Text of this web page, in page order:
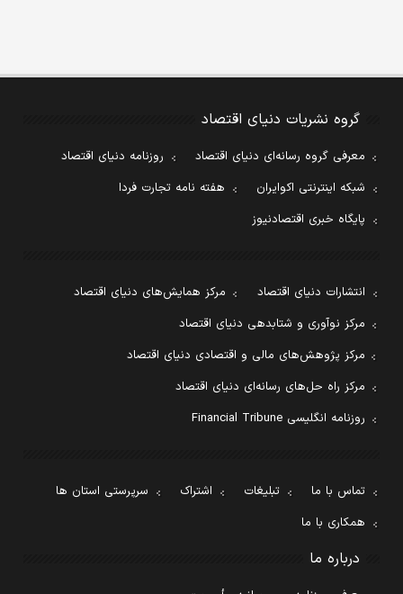
گروه نشریات دنیای اقتصاد
معرفی گروه رسانه‌ای دنیای اقتصاد
روزنامه دنیای اقتصاد
شبکه اینترنتی اکوایران
هفته نامه تجارت فردا
پایگاه خبری اقتصادنیوز
انتشارات دنیای اقتصاد
مرکز همایش‌های دنیای اقتصاد
مرکز نوآوری و شتابدهی دنیای اقتصاد
مرکز پژوهش‌های مالی و اقتصادی دنیای اقتصاد
مرکز راه حل‌های رسانه‌ای دنیای اقتصاد
روزنامه انگلیسی Financial Tribune
تماس با ما تبلیغات اشتراک
سرپرستی استان ها
همکاری با ما
درباره ما